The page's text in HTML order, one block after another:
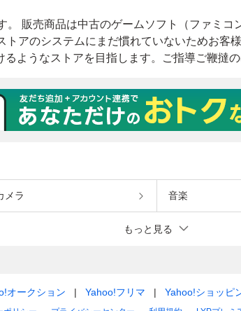
メラ 音楽
もっと見る
オークション Yahoo!フリマ Yahoo!ショッピ